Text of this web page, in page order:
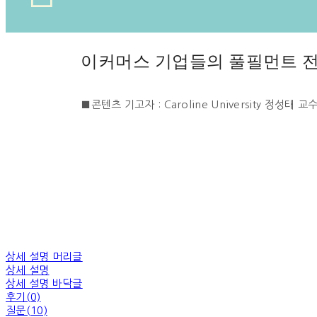
이커머스 기업들의 풀필먼트
■콘텐츠 기고자 : Caroline University 정성태 교
상세 설명 머리글
상세 설명
상세 설명 바닥글
후기(0)
질문(10)